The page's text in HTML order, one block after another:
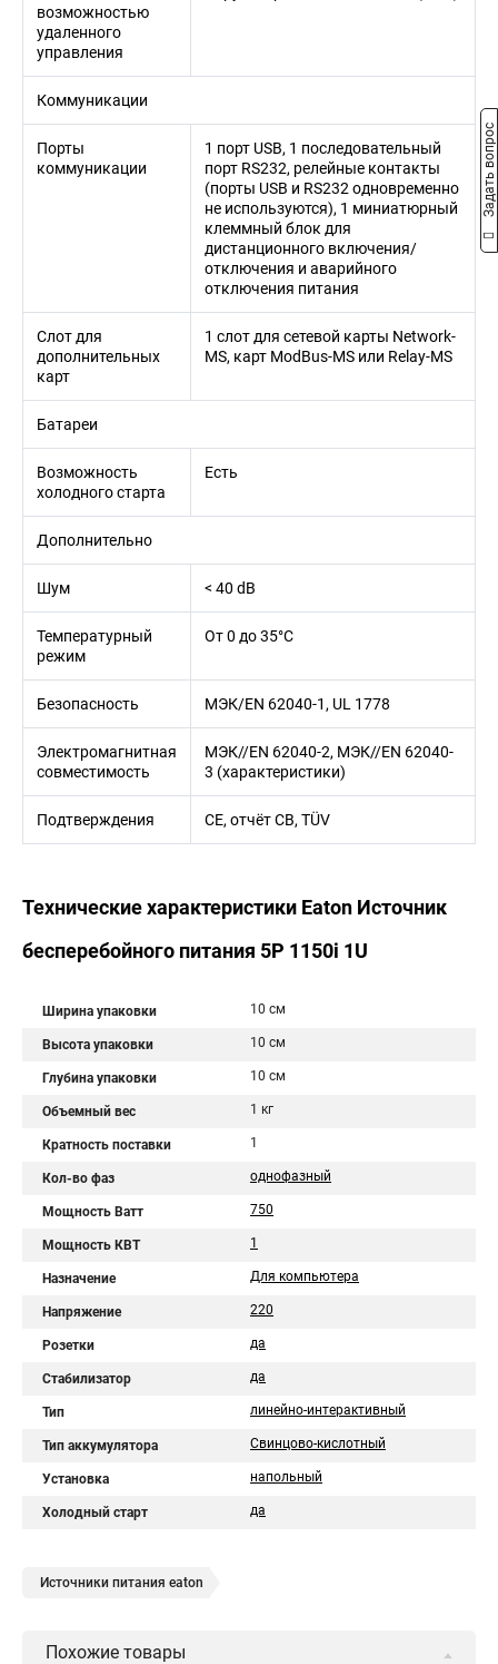
возможностью
удаленного
управления
Коммуникации
Порты
коммуникации
1 порт USB, 1 последовательный
порт RS232, релейные контакты
(порты USB и RS232 одновременно
не используются), 1 миниатюрный
клеммный блок для
дистанционного включения/
отключения и аварийного
отключения питания
Слот для
дополнительных
карт
1 слот для сетевой карты Network-
MS, карт ModBus-MS или Relay-MS
Батареи
Возможность
холодного старта
Есть
Дополнительно
Шум < 40 dB
Температурный
режим
От 0 до 35°C
Безопасность МЭК/EN 62040-1, UL 1778
Электромагнитная
совместимость
МЭК//EN 62040-2, МЭК//EN 62040-
3 (характеристики)
Подтверждения CE, отчёт CB, TÜV
Технические характеристики Eaton Источник
бесперебойного питания 5P 1150i 1U
Ширина упаковки 10 см
Высота упаковки 10 см
Глубина упаковки 10 см
Объемный вес 1 кг
Кратность поставки 1
Кол-во фаз однофазный
Мощность Ватт 750
Мощность КВТ 1
Назначение Для компьютера
Напряжение 220
Розетки да
Стабилизатор да
Тип линейно-интерактивный
Тип аккумулятора Свинцово-кислотный
Установка напольный
Холодный старт да
Источники питания eaton
Похожие товары
Задать вопрос